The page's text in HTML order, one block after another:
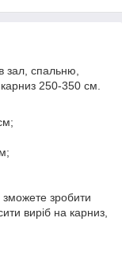
зал, спальню,
250-350 см.
зможете зробити
виріб на карниз,